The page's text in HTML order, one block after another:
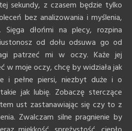
sekundy, z czasem będzie tylko
bez analizowania i myślenia,
Sięga dłońmi na plecy, rozpina
od dołu odsuwa go od
patrzeć mi w oczy. Każe jej
w moje oczy, chcę by widziała jak
i pełne piersi, niezbyt duże i o
jak lubię. Zobaczę sterczące
ust zastanawiając się czy to z
Zwalczam silne pragnienie by